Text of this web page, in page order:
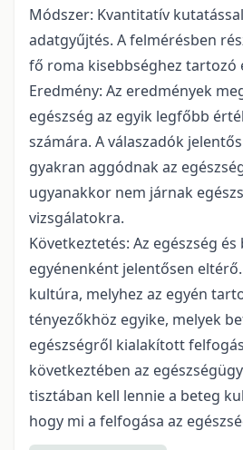
Módszer: Kvantitatív
adatgyűjtés. A felmérésben
fő roma kisebbséghez tartozó
Eredmény: Az eredmények
egészség az egyik legfőbb
számára. A válaszadók
gyakran aggódnak az
ugyanakkor nem járnak
vizsgálatokra.
Következtetés: Az egészség
egyénenként jelentősen eltérő.
kultúra, melyhez az egyén
tényezőkhöz egyike, melyek
egészségről kialakított
következtében az
tisztában kell lennie a beteg
hogy mi a felfogása az